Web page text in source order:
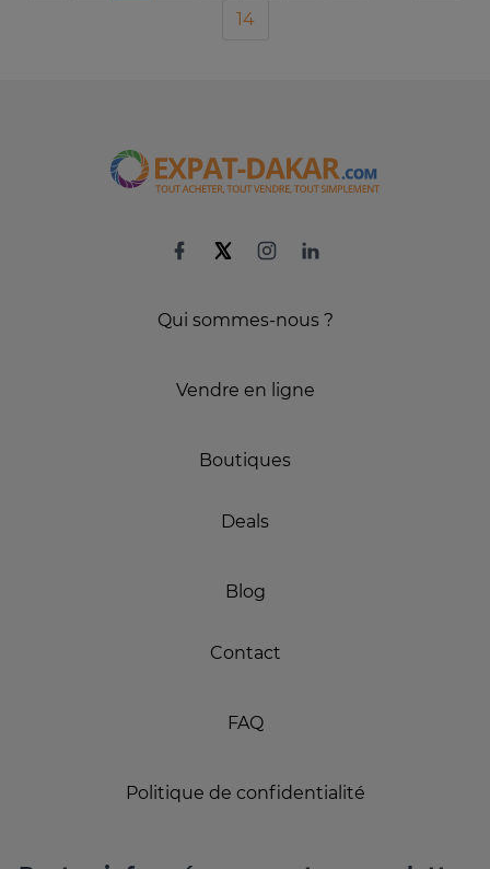
14
Qui sommes-nous ?
Vendre en ligne
Boutiques
Deals
Blog
Contact
FAQ
Politique de confidentialité